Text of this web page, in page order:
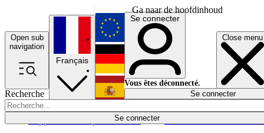
Ga naar de hoofdinhoud
Open sub
navigation
Close menu
Recherche
Se connecter
Économie
Français
English
Deutsch
Español
Se connecter
Vous êtes déconnecté.
Se connecter